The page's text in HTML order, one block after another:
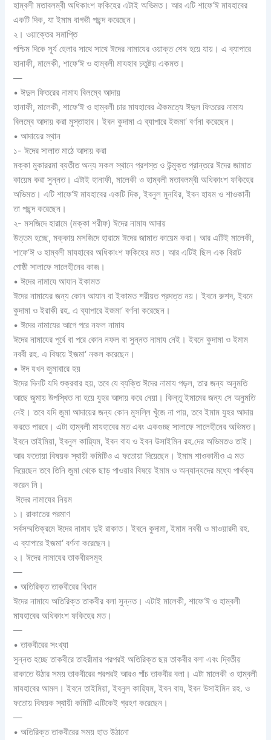
হাম্বলী মতাবলম্বী অধিকাংশ ফকিহের এটাই অভিমত। আর এটি শাফে‘ঈ মাযহাবের
একটি দিক, যা ইমাম বাগভী পছন্দ করেছেন।
২। ওয়াক্তের সমাপ্তি
পশ্চিম দিকে সূর্য হেলার সাথে সাথে ঈদের নামাযের ওয়াক্ত শেষ হয়ে যায়। এ ব্যাপারে
হানাফী, মালেকী, শাফে‘ঈ ও হাম্বলী মাযহাব চতুষ্টয় একমত।
—
• ঈদুল ফিতরের নামায বিলম্বে আদায়
হানাফী, মালেকী, শাফে‘ঈ ও হাম্বলী চার মাযহাবের ঐকমত্যে ঈদুল ফিতরের নামায
বিলম্বে আদায় করা মুস্তাহাব। ইবন কুদামা এ ব্যাপারে ইজমা‘ বর্ণনা করেছেন।
• আদায়ের স্থান
১- ঈদের সালাত মাঠে আদায় করা
মক্কা মুকাররমা ব্যতীত অন্য সকল স্থানে প্রশস্ত ও উন্মুক্ত প্রান্তরে ঈদের জামাত
কায়েম করা সুন্নত। এটাই হানাফী, মালেকী ও হাম্বলী মতাবলম্বী অধিকাংশ ফকিহের
অভিমত। এটি শাফে‘ঈ মাযহাবের একটি দিক, ইবনুল মুনযির, ইবন হাযম ও শাওকানী
তা পছন্দ করেছেন।
২- মসজিদে হারামে (মক্কা শরীফ) ঈদের নামায আদায়
উত্তম হচ্ছে, মক্কায় মসজিদে হারামে ঈদের জামাত কায়েম করা। আর এটিই মালেকী,
শাফে‘ঈ ও হাম্বলী মাযহাবের অধিকাংশ ফকিহের মত। আর এটিই ছিল এক বিরাট
গোষ্ঠী সালাফে সালেহীনের কাজ।
• ঈদের নামাযে আযান ইকামত
ঈদের নামাযের জন্য কোন আযান বা ইকামত শরীয়ত প্রদত্ত নয়। ইবনে রুশদ, ইবনে
কুদামা ও ইরাকী রহ. এ ব্যাপারে ইজমা‘ বর্ণনা করেছেন।
• ঈদের নামাযের আগে পরে নফল নামায
ঈদের নামাযের পূর্বে বা পরে কোন নফল বা সুন্নত নামায নেই। ইবনে কুদামা ও ইমাম
নববী রহ. এ বিষয়ে ইজমা‘ নকল করেছেন।
• ঈদ যখন জুমাবারে হয়
ঈদের দিনটি যদি শুক্রবার হয়, তবে যে ব্যক্তি ঈদের নামায পড়ল, তার জন্য অনুমতি
আছে জুমায় উপস্থিত না হয়ে যুহর আদায় করে নেয়া। কিন্তু ইমামের জন্য সে অনুমতি
নেই। তবে যদি জুমা আদায়ের জন্য কোন মুসল্লি খুঁজে না পায়, তবে ইমাম যুহর আদায়
করতে পারবে। এটা হাম্বলী মাযহাবের মত এবং একগুচ্ছ সালাফে সালেহীনের অভিমত।
ইবনে তাইমিয়া, ইবনুল কায়্যিম, ইবন বায ও ইবন উসাইমিন রহ.দের অভিমতও তাই।
আর ফতোয়া বিষয়ক স্থায়ী কমিটিও এ ফতোয়া দিয়েছেন। ইমাম শাওকানীও এ মত
দিয়েছেন তবে তিনি জুমা থেকে ছাড় পাওয়ার বিষয়ে ইমাম ও অন্যান্যদের মধ্যে পার্থক্য
করেন নি।
ঈদের নামাযের নিয়ম
১। রাকাতের পরমাণ
সর্বসম্মতিক্রমে ঈদের নামায দুই রাকাত। ইবনে কুদামা, ইমাম নববী ও মাওয়ারদী রহ.
এ ব্যাপারে ইজমা‘ বর্ণনা করেছেন।
২। ঈদের নামাযের তাকবীরসমূহ
—
• অতিরিক্ত তাকবীরের বিধান
ঈদের নামাযে অতিরিক্ত তাকবীর বলা সুন্নত। এটাই মালেকী, শাফে‘ঈ ও হাম্বলী
মাযহাবের অধিকাংশ ফকিহের মত।
—
• তাকবীরের সংখ্যা
সুন্নত হচ্ছে তাকবীরে তাহরীমার পরপরই অতিরিক্ত ছয় তাকবীর বলা এবং দ্বিতীয়
রাকাতে উঠার সময় তাকবীরের পরপরই আরও পাঁচ তাকবীর বলা। এটা মালেকী ও হাম্বলী
মাযহাবের আমল। ইবনে তাইমিয়া, ইবনুল কায়্যিম, ইবন বায, ইবন উসাইমিন রহ. ও
ফতোয় বিষয়ক স্থায়ী কমিটি এটিকেই গ্রহণ করেছেন।
—
• অতিরিক্ত তাকবীরের সময় হাত উঠানো